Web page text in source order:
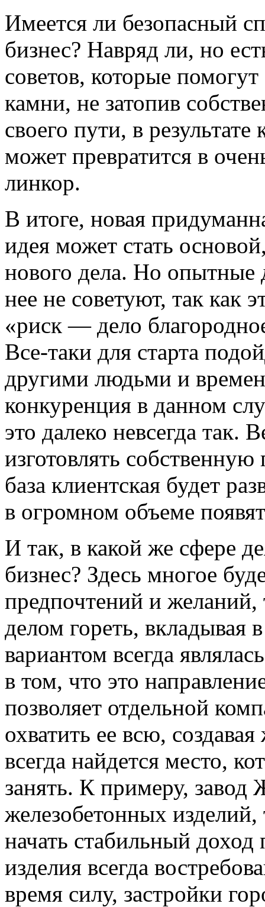
Имеется ли безопасный
бизнес? Навряд ли, но
советов, которые
камни, не затопив
своего пути, в
может превратится в
линкор.
В итоге, новая
идея может стать
нового дела. Но опытные
нее не советуют, так как
«риск — дело
Все-таки для старта
другими людьми и
конкуренция в данном
это далеко невсегда так.
изготовлять
база клиентская будет
в огромном объеме
И так, в какой же сфере
бизнес? Здесь многое
предпочтений и желаний,
делом гореть,
вариантом всегда
в том, что это
позволяет отдельной
охватить ее всю,
всегда найдется место,
занять. К примеру,
железобетонных
начать стабильный доход
изделия всегда
время силу, застройки